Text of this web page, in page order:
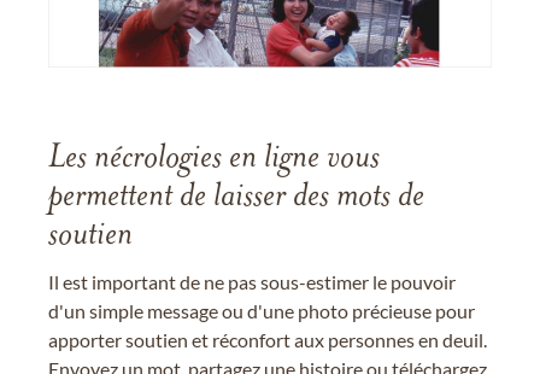
Les nécrologies en ligne vous
permettent de laisser des mots de
soutien
Il est important de ne pas sous-estimer le pouvoir
d'un simple message ou d'une photo précieuse pour
apporter soutien et réconfort aux personnes en deuil.
Envoyez un mot, partagez une histoire ou téléchargez